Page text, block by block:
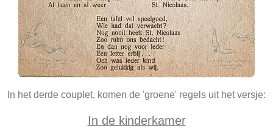
In het derde couplet, komen de 'groene' regels uit het versje:
In de kinderkamer